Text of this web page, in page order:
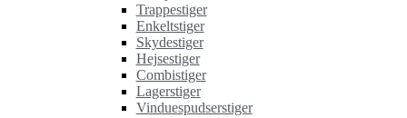
Trappestiger
Enkeltstiger
Skydestiger
Hejsestiger
Combistiger
Lagerstiger
Vinduespudserstiger